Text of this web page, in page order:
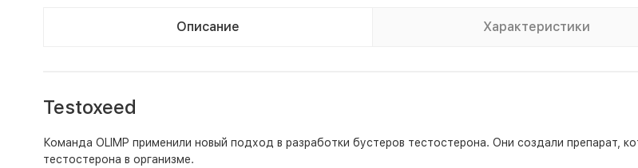
Описание Характеристики
Testoxeed
Команда OLIMP применили новый подход в разработки бустеров тестостерона. Они создали препарат,
тестостерона в организме.